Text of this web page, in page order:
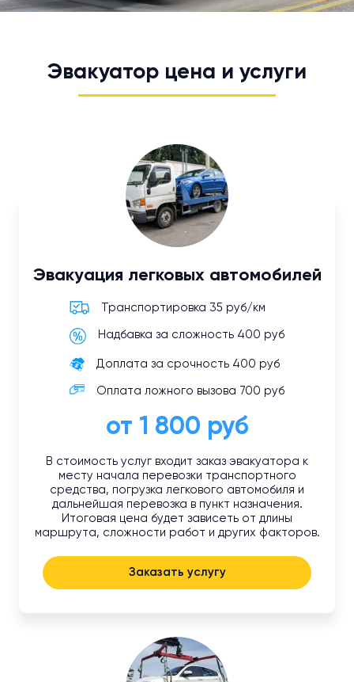
Эвакуатор цена и услуги
Эвакуация легковых автомобилей
Транспортировка 35 руб/км
Надбавка за сложность 400 руб
Доплата за срочность 400 руб
Оплата ложного вызова 700 руб
от 1 800 руб
В стоимость услуг входит заказ эвакуатора к
месту начала перевозки транспортного
средства, погрузка легкового автомобиля и
дальнейшая перевозка в пункт назначения.
Итоговая цена будет зависеть от длины
маршрута, сложности работ и других факторов.
Заказать услугу